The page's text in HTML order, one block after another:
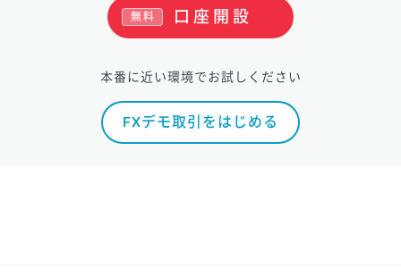
口座開設
無料
本番に近い環境でお試しください
FXデモ取引をはじめる